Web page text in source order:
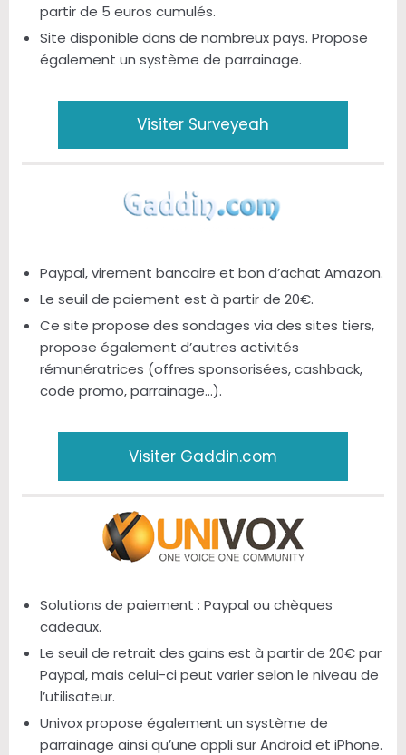
partir de 5 euros cumulés.
Site disponible dans de nombreux pays. Propose
également un système de parrainage.
Visiter Surveyeah
Paypal, virement bancaire et bon d’achat Amazon.
Le seuil de paiement est à partir de 20€.
Ce site propose des sondages via des sites tiers,
propose également d’autres activités
rémunératrices (offres sponsorisées, cashback,
code promo, parrainage…).
Visiter Gaddin.com
Solutions de paiement : Paypal ou chèques
cadeaux.
Le seuil de retrait des gains est à partir de 20€ par
Paypal, mais celui-ci peut varier selon le niveau de
l’utilisateur.
Univox propose également un système de
parrainage ainsi qu’une appli sur Android et iPhone.